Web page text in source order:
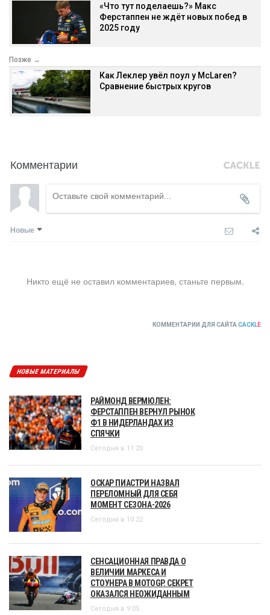
«Что тут поделаешь?» Макс
Ферстаппен не ждёт новых побед в
2025 году
Позже →
Как Леклер увёл поул у McLaren?
Сравнение быстрых кругов
Комментарии
Новые
Никто ещё не оставил комментариев, станьте первым.
КОММЕНТАРИИ ДЛЯ САЙТА CACKLE
НОВЫЕ МАТЕРИАЛЫ
РАЙМОНД ВЕРМЮЛЕН:
ФЕРСТАППЕН ВЕРНУЛ РЫНОК
Ф1 В НИДЕРЛАНДАХ ИЗ
СПЯЧКИ
Сегодня в 11:20
ОСКАР ПИАСТРИ НАЗВАЛ
ПЕРЕЛОМНЫЙ ДЛЯ СЕБЯ
МОМЕНТ СЕЗОНА-2026
Сегодня в 10:22
СЕНСАЦИОННАЯ ПРАВДА О
ВЕЛИЧИИ МАРКЕСА И
СТОУНЕРА В MOTOGP. СЕКРЕТ
ОКАЗАЛСЯ НЕОЖИДАННЫМ
Сегодня в 9:05